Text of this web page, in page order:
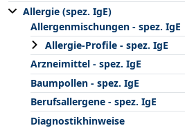
Allergie (spez. IgE)
Allergenmischungen - spez. IgE
Allergie-Profile - spez. IgE
Arzneimittel - spez. IgE
Baumpollen - spez. IgE
Berufsallergene - spez. IgE
Diagnostikhinweise